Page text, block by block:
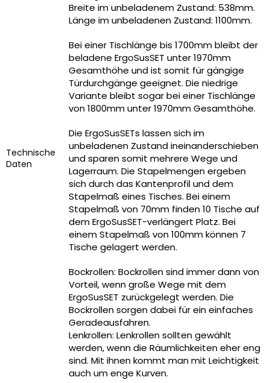
Technische
Daten
Breite im unbeladenem Zustand: 538mm.
Länge im unbeladenen Zustand: 1100mm.
Bei einer Tischlänge bis 1700mm bleibt der
beladene ErgoSusSET unter 1970mm
Gesamthöhe und ist somit für gängige
Türdurchgänge geeignet. Die niedrige
Variante bleibt sogar bei einer Tischlänge
von 1800mm unter 1970mm Gesamthöhe.
Die ErgoSusSETs lassen sich im
unbeladenen Zustand ineinanderschieben
und sparen somit mehrere Wege und
Lagerraum. Die Stapelmengen ergeben
sich durch das Kantenprofil und dem
Stapelmaß eines Tisches. Bei einem
Stapelmaß von 70mm finden 10 Tische auf
dem ErgoSusSET-verlängert Platz. Bei
einem Stapelmaß von 100mm können 7
Tische gelagert werden.
Bockrollen: Bockrollen sind immer dann von
Vorteil, wenn große Wege mit dem
ErgoSusSET zurückgelegt werden. Die
Bockrollen sorgen dabei für ein einfaches
Geradeausfahren.
Lenkrollen: Lenkrollen sollten gewählt
werden, wenn die Räumlichkeiten eher eng
sind. Mit ihnen kommt man mit Leichtigkeit
auch um enge Kurven.